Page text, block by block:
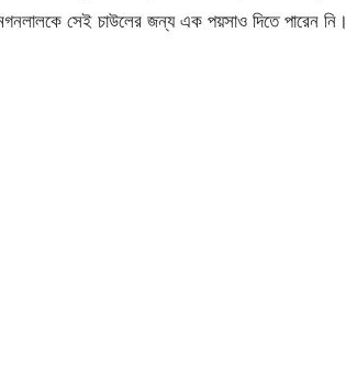
সেই চাউলের জন্য এক পয়সাও দিতে পারেন নি।